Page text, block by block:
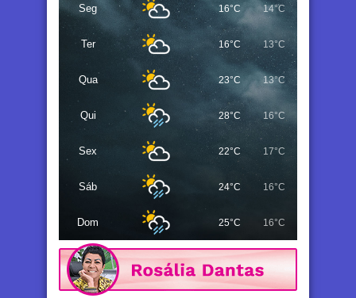
Seg 16°C 14°C
Ter 16°C 13°C
Qua 23°C 13°C
Qui 28°C 16°C
Sex 22°C 17°C
Sáb 24°C 16°C
Dom 25°C 16°C